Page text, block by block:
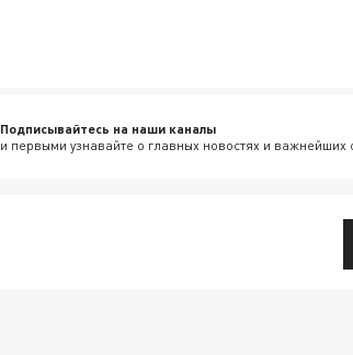
Подписывайтесь на наши каналы
и первыми узнавайте о главных новостях и важнейших